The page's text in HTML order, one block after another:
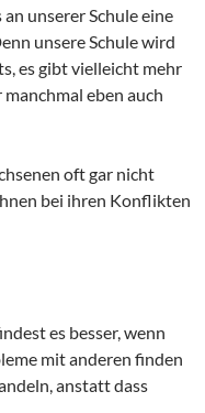
unserer Schule eine
unsere Schule wird
es gibt vielleicht mehr
eben auch
oft gar nicht
bei ihren Konflikten
es besser, wenn
mit anderen finden
anstatt dass